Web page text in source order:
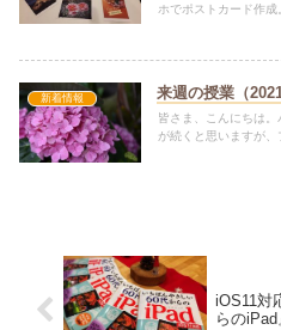
ホでポストカード作成
新着情報 来週の授業（
皆さま、こんにちは
が続くと思いますが、
iOS11対
らの